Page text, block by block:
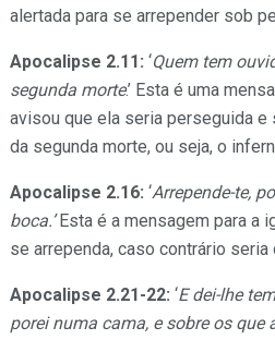
alertada para se arrepender sob
Apocalipse 2.11: ‘Quem tem
segunda morte.’ Esta é uma
avisou que ela seria perseguida
da segunda morte, ou seja, o
Apocalipse 2.16: ‘Arrepende-te,
boca.’ Esta é a mensagem para a
se arrependa, caso contrário
Apocalipse 2.21-22: ‘E dei-lhe
porei numa cama, e sobre os que